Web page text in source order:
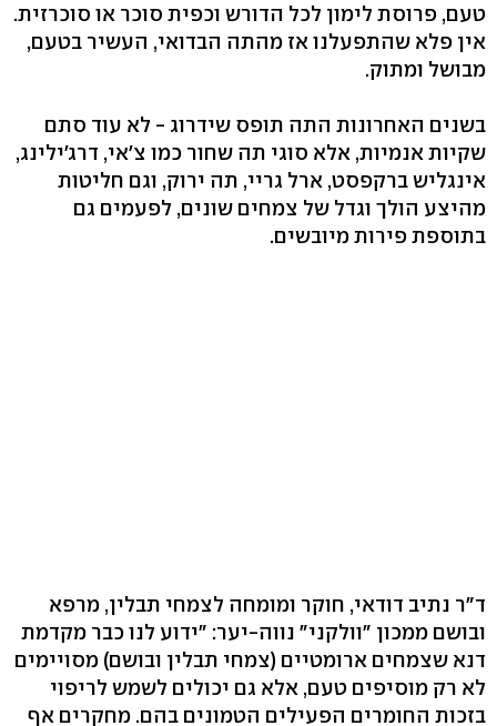
טעם, פרוסת לימון לכל הדורש וכפית סוכר או סוכרזית.
אין פלא שהתפעלנו אז מהתה הבדואי, העשיר בטעם,
מבושל ומתוק.
בשנים האחרונות התה תופס שידרוג - לא עוד סתם
שקיות אנמיות, אלא סוגי תה שחור כמו צ'אי, דרג'ילינג,
אינגליש ברקפסט, ארל גריי, תה ירוק, וגם חליטות
מהיצע הולך וגדל של צמחים שונים, לפעמים גם
בתוספת פירות מיובשים.
ד"ר נתיב דודאי, חוקר ומומחה לצמחי תבלין, מרפא
ובושם ממכון "וולקני" נווה-יער: "ידוע לנו כבר מקדמת
דנא שצמחים ארומטיים (צמחי תבלין ובושם) מסויימים
לא רק מוסיפים טעם, אלא גם יכולים לשמש לריפוי
בזכות החומרים הפעילים הטמונים בהם. מחקרים אף